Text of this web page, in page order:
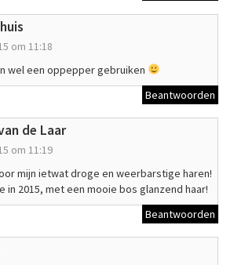
om 11:18
wel een oppepper gebruiken
Beantwoorden
de Laar
om 11:19
mijn ietwat droge en weerbarstige haren!
in 2015, met een mooie bos glanzend haar!
Beantwoorden